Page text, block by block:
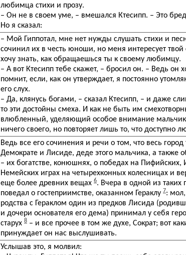
любимца стихи и прозу.
– Он не в своем уме, – вмешался Ктесипп. – Это
Но я сказал:
– Мой Гиппотал, мне нет нужды слушать стихи и
сочинил их в честь юноши, но меня интересует
хочу знать, как обращаешься ты к своему любимцу.
– А вот Ктесипп тебе скажет, – бросил он. – Ведь он
помнит, если, как он утверждает, я постоянно
его слух.
– Да, клянусь богами, – сказал Ктесипп, – и даже
то эти достойны смеха. И как не быть им
влюбленный, уделяющий особое внимание
ничего своего, но повторяет лишь то, что доступно
Ведь все его сочинения и речи о том, что весь город
Демократе и Лисиде, деде этого мальчика, а также
– их богатстве, конюшнях, о победах на Пифийских,
Немейских играх на четырехконных колесницах и
еще более древних вещах 6. Вчера в одной из таких
поведал о гостеприимстве, оказанном Гераклу 7:
родства с Гераклом один из предков Лисида
и дочери основателя его дема) принимал у себя
старух 8 – и все прочее в том же духе, Сократ; вот
принуждает он нас выслушивать.
Услышав это, я молвил: